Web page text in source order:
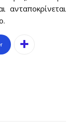
ανταποκρίνεται